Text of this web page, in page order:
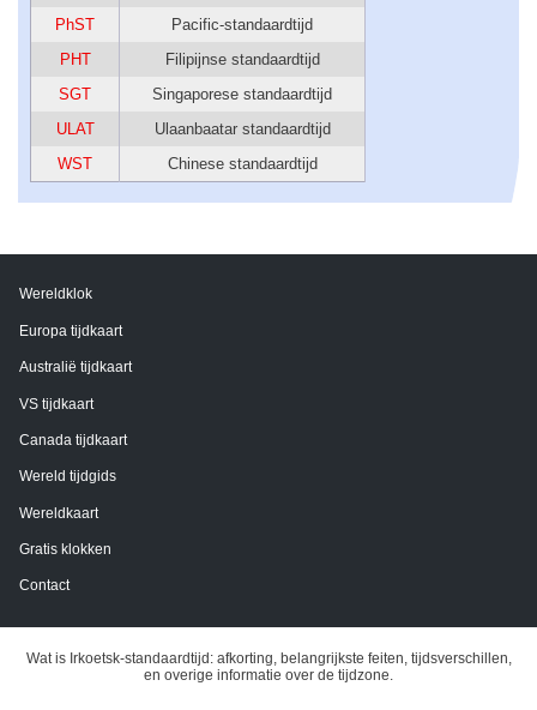
PhST
Pacific-standaardtijd
PHT
Filipijnse standaardtijd
SGT
Singaporese standaardtijd
ULAT
Ulaanbaatar standaardtijd
WST
Chinese standaardtijd
Wereldklok
Europa tijdkaart
Australië tijdkaart
VS tijdkaart
Canada tijdkaart
Wereld tijdgids
Wereldkaart
Gratis klokken
Contact
Wat is Irkoetsk-standaardtijd: afkorting, belangrijkste feiten, tijdsverschillen,
en overige informatie over de tijdzone.